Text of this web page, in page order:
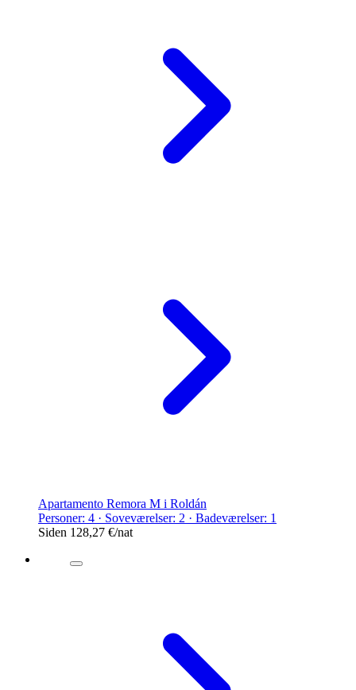
Apartamento Remora M i Roldán
Personer: 4 · Soveværelser: 2 · Badeværelser: 1
Siden 128,27 €/nat